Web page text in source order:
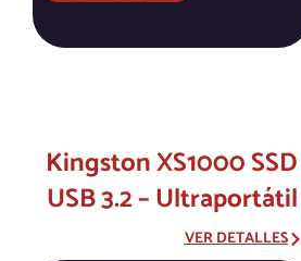
Kingston XS1000
USB 3.2 –
Backup
VER DETALLES